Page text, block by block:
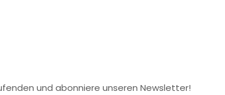
und abonniere unseren Newsletter!